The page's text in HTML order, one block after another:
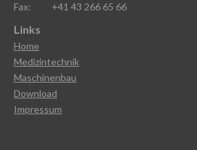
Fax: +41 43 266 65 66
Links
Home
Medizintechnik
Maschinenbau
Download
Impressum